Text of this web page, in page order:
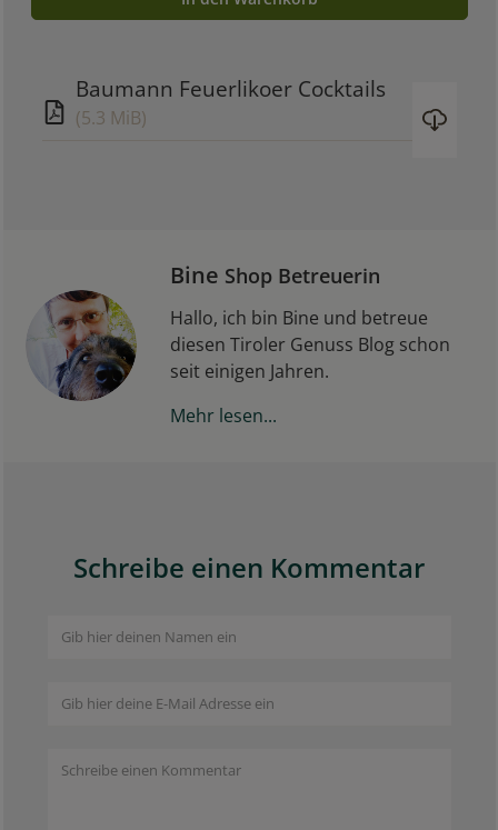
Baumann Feuerlikoer Cocktails
(5.3 MiB)
Bine Shop Betreuerin
Hallo, ich bin Bine und betreue
diesen Tiroler Genuss Blog schon
seit einigen Jahren.
Mehr lesen...
Schreibe einen Kommentar